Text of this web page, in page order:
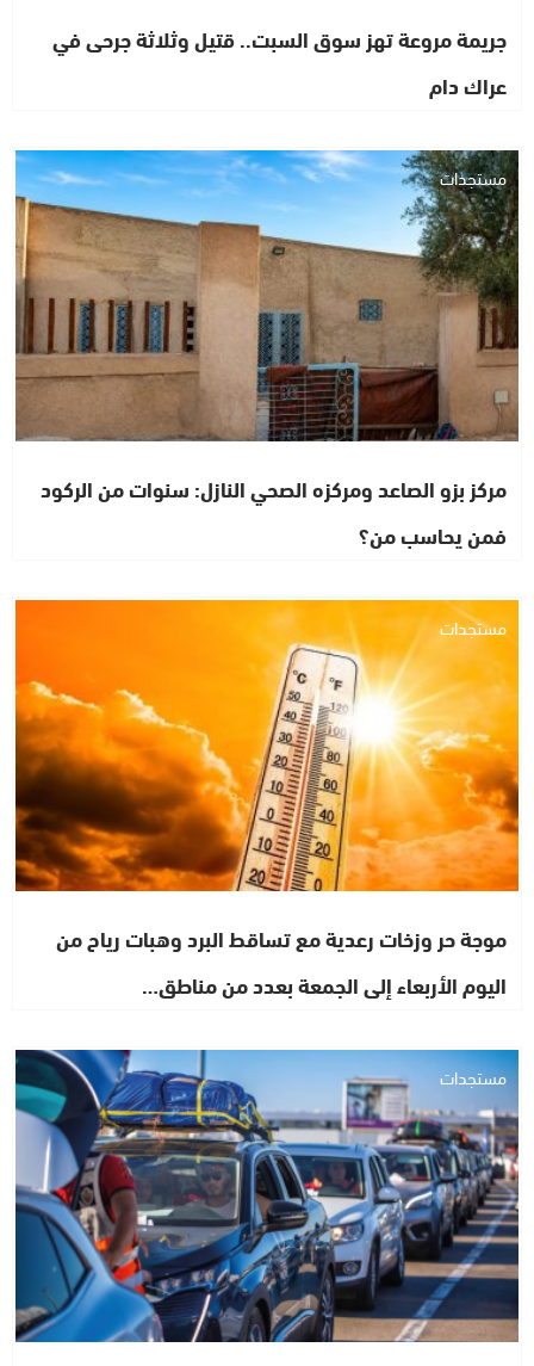
جريمة مروعة تهز سوق السبت.. قتيل وثلاثة جرحى في
عراك دام
مستجدات
مركز بزو الصاعد ومركزه الصحي النازل: سنوات من الركود
فمن يحاسب من؟
مستجدات
موجة حر وزخات رعدية مع تساقط البرد وهبات رياح من
اليوم الأربعاء إلى الجمعة بعدد من مناطق…
مستجدات